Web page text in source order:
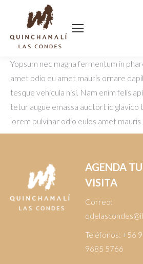
Yopsum nec magna fermentum in
amet odio eu amet mauris ornare
tesque vehicula nisi. Nam enim felis
tetur augue emassa auctort id
lorem pulvinar odio eulos amet
AGENDA TU
VISITA
Correo:
Teléfonos: +56 9
9685 5766